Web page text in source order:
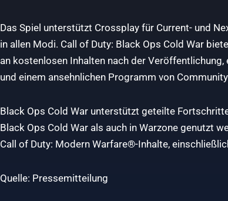
Das Spiel unterstützt Crossplay für Current- und
in allen Modi. Call of Duty: Black Ops Cold War
an kostenlosen Inhalten nach der
und einem ansehnlichen Programm von
Black Ops Cold War unterstützt geteilte
Black Ops Cold War als auch in Warzone genutzt
Call of Duty: Modern Warfare®-Inhalte,
Quelle: Pressemitteilung